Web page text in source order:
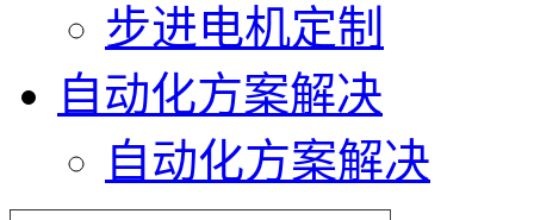
步进电机定制
自动化方案解决
自动化方案解决